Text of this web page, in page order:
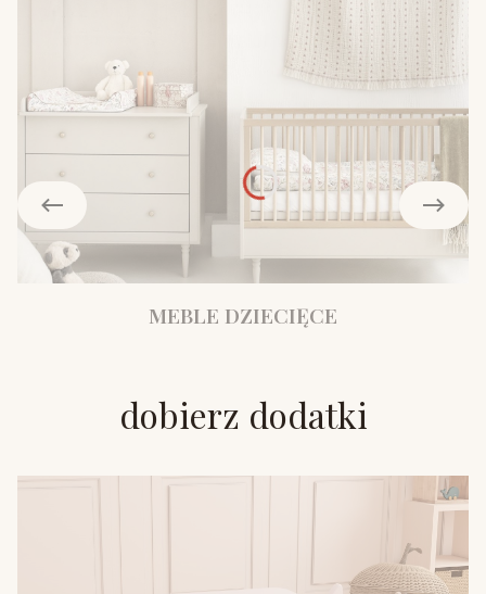
MEBLE DZIECIĘCE
dobierz dodatki